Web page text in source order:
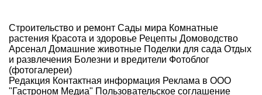
Строительство и ремонт Сады мира Комнатные
растения Красота и здоровье Рецепты Домоводство
Арсенал Домашние животные Поделки для сада Отдых
и развлечения Болезни и вредители Фотоблог
(фотогалереи)
Редакция Контактная информация Реклама в ООО
"Гастроном Медиа" Пользовательское соглашение